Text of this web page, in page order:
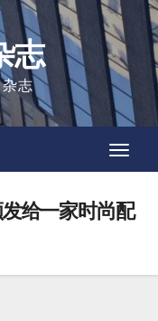
志
志
给一家时尚配